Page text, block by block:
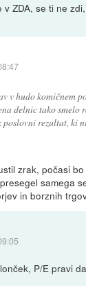
v ZDA, se ti ne
v hudo komičnem
delnic tako smelo
poslovni rezultat, ki
zrak, počasi
samega
in borznih
P/E pravi